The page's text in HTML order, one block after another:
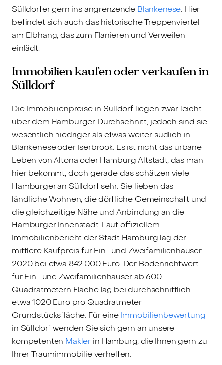
Sülldorfer gern ins angrenzende Blankenese. Hier
befindet sich auch das historische Treppenviertel
am Elbhang, das zum Flanieren und Verweilen
einlädt.
Immobilien kaufen oder verkaufen in
Sülldorf
Die Immobilienpreise in Sülldorf liegen zwar leicht
über dem Hamburger Durchschnitt, jedoch sind sie
wesentlich niedriger als etwas weiter südlich in
Blankenese oder Iserbrook. Es ist nicht das urbane
Leben von Altona oder Hamburg Altstadt, das man
hier bekommt, doch gerade das schätzen viele
Hamburger an Sülldorf sehr. Sie lieben das
ländliche Wohnen, die dörfliche Gemeinschaft und
die gleichzeitige Nähe und Anbindung an die
Hamburger Innenstadt. Laut offiziellem
Immobilienbericht der Stadt Hamburg lag der
mittlere Kaufpreis für Ein- und Zweifamilienhäuser
2020 bei etwa 842.000 Euro. Der Bodenrichtwert
für Ein- und Zweifamilienhäuser ab 600
Quadratmetern Fläche lag bei durchschnittlich
etwa 1020 Euro pro Quadratmeter
Grundstücksfläche. Für eine Immobilienbewertung
in Sülldorf wenden Sie sich gern an unsere
kompetenten Makler in Hamburg, die Ihnen gern zu
Ihrer Traumimmobilie verhelfen.